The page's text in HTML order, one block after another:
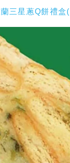
三星蔥Q餅禮盒